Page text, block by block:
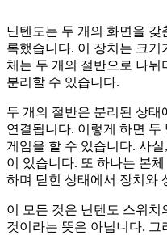
닌텐도는 두 개의 화면을
록했습니다. 이 장치는 크기
체는 두 개의 절반으로 나뉘
분리할 수 있습니다.
두 개의 절반은 분리된 상태
연결됩니다. 이렇게 하면 두
게임을 할 수 있습니다. 사
이 있습니다. 또 하나는 본
하며 닫힌 상태에서 장치와
이 모든 것은 닌텐도 스위치
것이라는 뜻은 아닙니다.